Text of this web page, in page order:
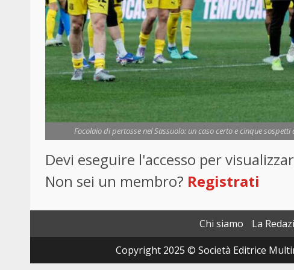
Focolaio di pertosse nel Sassuolo: un caso certo e cinque
Devi eseguire l'accesso per
Non sei un membro? Registrati
Chi siamo La
Copyright 2025 © Società Editrice